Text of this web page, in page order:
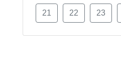
21 22 23